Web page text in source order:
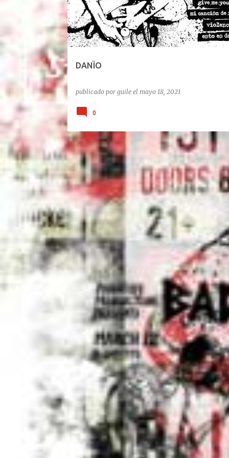
DANÏO
publicado por guile el mayo 18, 2021
0